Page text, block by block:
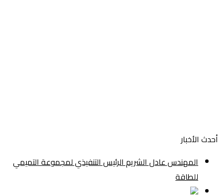
أحدث الأخبار
المهندس عادل الشريم الرئيس التنفيذي لمجموعة التميمي
للطاقة